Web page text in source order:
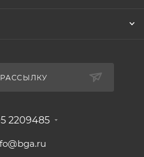
2209485